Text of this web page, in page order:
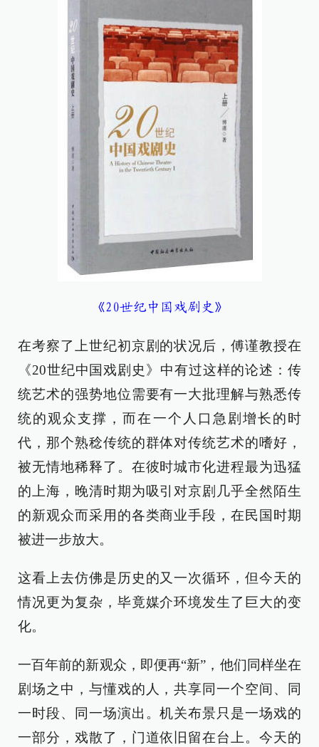
《20世纪中国戏剧史》
在考察了上世纪初京剧的状况后，傅谨教授在
《20世纪中国戏剧史》中有过这样的论述：传
统艺术的强势地位需要有一大批理解与熟悉传
统的观众支撑，而在一个人口急剧增长的时
代，那个熟稔传统的群体对传统艺术的嗜好，
被无情地稀释了。在彼时城市化进程最为迅猛
的上海，晚清时期为吸引对京剧几乎全然陌生
的新观众而采用的各类商业手段，在民国时期
被进一步放大。
这看上去仿佛是历史的又一次循环，但今天的
情况更为复杂，毕竟媒介环境发生了巨大的变
化。
一百年前的新观众，即便再“新”，他们同样坐在
剧场之中，与懂戏的人，共享同一个空间、同
一时段、同一场演出。机关布景只是一场戏的
一部分，戏散了，门道依旧留在台上。今天的